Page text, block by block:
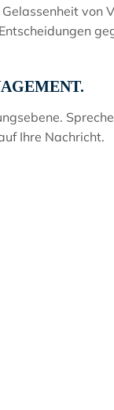
von
Ihre Nachricht.